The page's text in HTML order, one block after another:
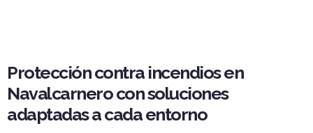
Protección contra incendios en
Navalcarnero con soluciones
adaptadas a cada entorno